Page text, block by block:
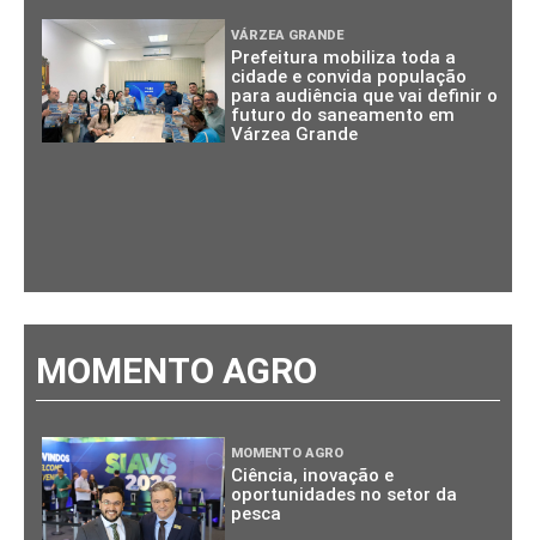
VÁRZEA GRANDE
Prefeitura mobiliza toda a
cidade e convida população
para audiência que vai definir o
futuro do saneamento em
Várzea Grande
MOMENTO AGRO
MOMENTO AGRO
Ciência, inovação e
oportunidades no setor da
pesca